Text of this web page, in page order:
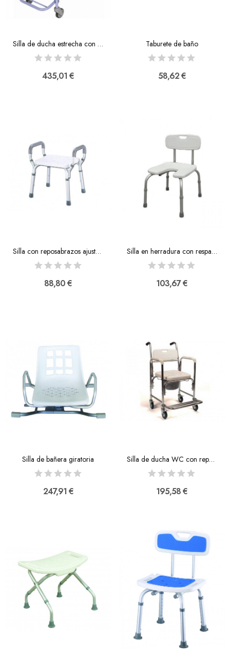
Silla de ducha estrecha con cubeta
435,01 €
Taburete de baño
58,62 €
Silla con reposabrazos ajustable
88,80 €
Silla en herradura con respaldo
103,67 €
Silla de bañera giratoria
247,91 €
Silla de ducha WC con reposapiés abatibles
195,58 €